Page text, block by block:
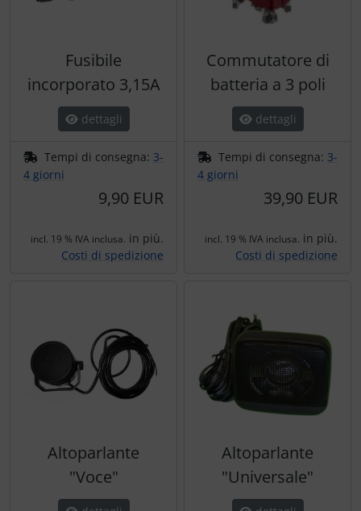
Fusibile
incorporato 3,15A
dettagli
Tempi di consegna: 3-
4 giorni
9,90 EUR
incl. 19 % IVA inclusa. in più.
Costi di spedizione
Commutatore di
batteria a 3 poli
dettagli
Tempi di consegna: 3-
4 giorni
39,90 EUR
incl. 19 % IVA inclusa. in più.
Costi di spedizione
Altoparlante
"Voce"
Altoparlante
"Universale"